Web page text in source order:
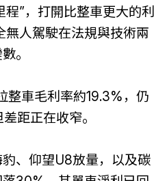
程”，打開比整車更大的利
無人駕駛在法規與技術兩
。
整車毛利率約19.3%，仍
距正在收窄。
、仰望U8放量，以及碳